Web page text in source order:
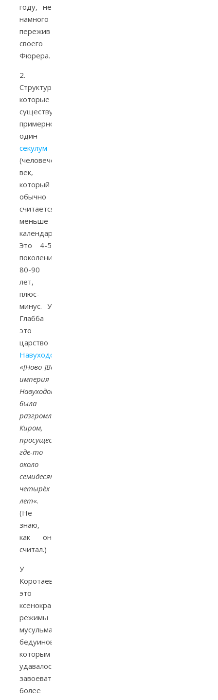
году, не
намного
пережив
своего
Фюрера.
2.
Структуры,
которые
существуют
примерно
один
секулум
(человеческий
век,
который
обычно
считается
меньше
календарного).
Это 4-5
поколений,
80-90
лет,
плюс-
минус. У
Глабба
это
царство
Навуходоносора
«[Ново-]Вавилонская
империя
Навуходоносора
была
разгромлена
Киром,
просуществовав
где-то
около
семидесяти
четырёх
лет«.
(Не
знаю,
как он
считал.)
У
Коротаева
это
ксенократические
режимы
мусульман-
бедуинов,
которым
удавалось
завоевать
более